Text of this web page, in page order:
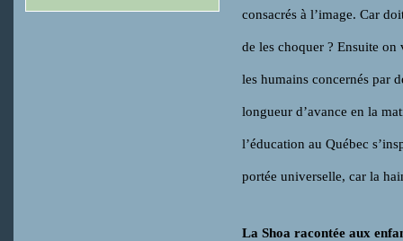
consacrés à l’image. Car
de les choquer ? Ensuite on
les humains concernés par
longueur d’avance en la
l’éducation au Québec
portée universelle, car la
La Shoa racontée aux